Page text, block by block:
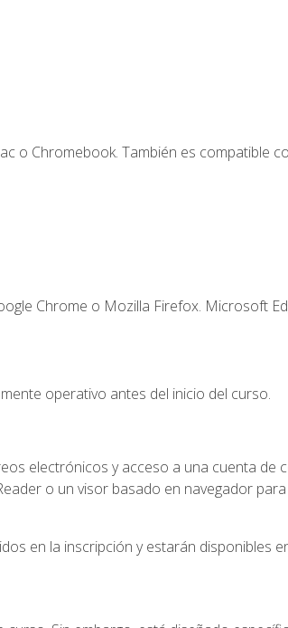
o Chromebook. También es compatible
Chrome o Mozilla Firefox. Microsoft
operativo antes del inicio del curso.
electrónicos y acceso a una cuenta de
o un visor basado en navegador
en la inscripción y estarán disponibles